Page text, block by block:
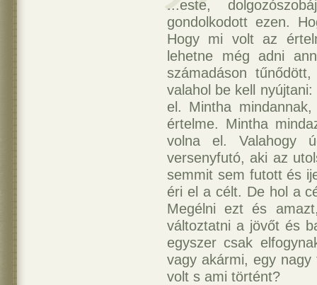
...este,
gondolkodott ezen.
Hogy mi volt az
lehetne még adni
számadáson
valahol be kell
el. Mintha
értelme. Mintha
volna el. Valahogy
versenyfutó, aki az
semmit sem futott és
éri el a célt. De hol a
Megélni ezt és
változtatni a jövőt és
egyszer csak
vagy akármi, egy
volt s ami történt?